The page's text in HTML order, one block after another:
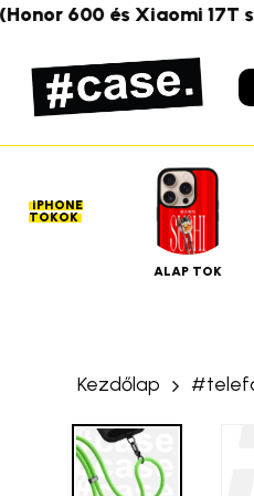
Skip
main
content
600 és Xiaomi 17T
iPHONE
TOKOK
ALAP TOK
Kezdőlap